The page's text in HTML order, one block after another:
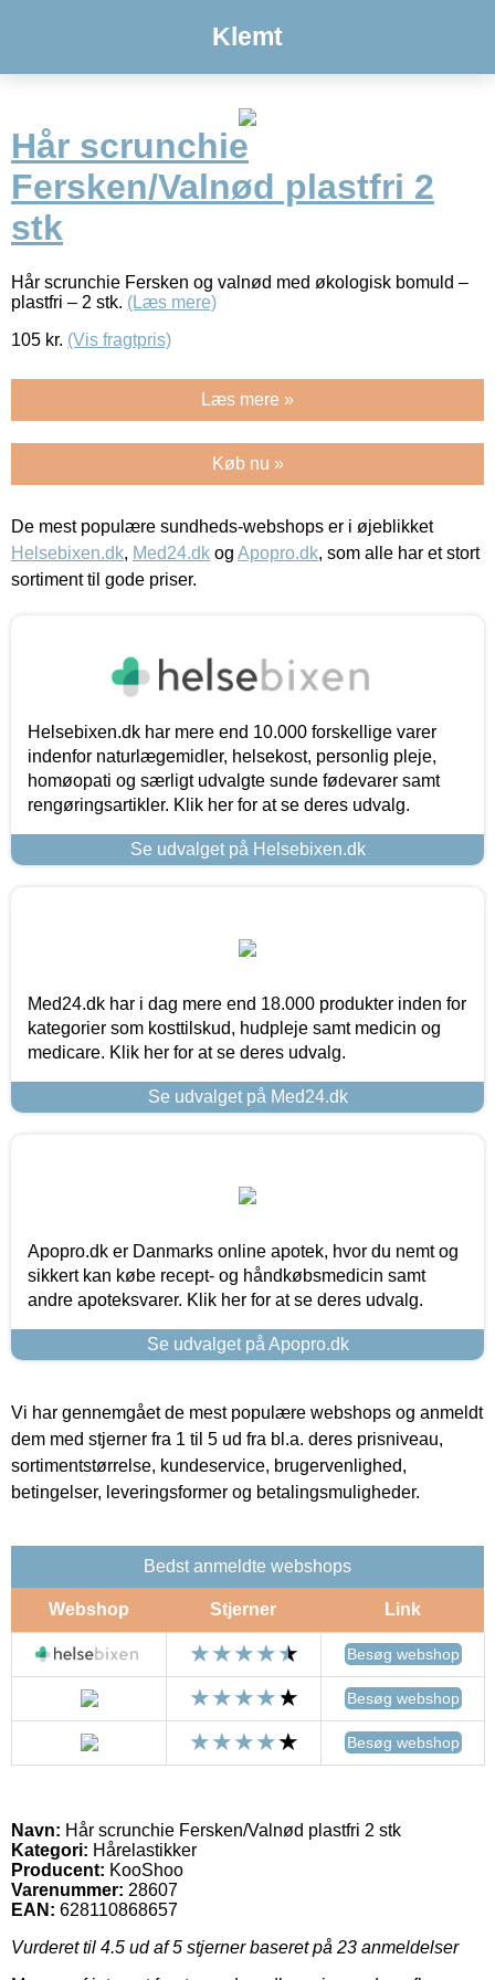
Klemt
Hår scrunchie
Fersken/Valnød plastfri 2
stk
Hår scrunchie Fersken og valnød med økologisk bomuld –
plastfri – 2 stk. (Læs mere)
105 kr. (Vis fragtpris)
Læs mere »
Køb nu »
De mest populære sundheds-webshops er i øjeblikket
Helsebixen.dk, Med24.dk og Apopro.dk, som alle har et stort
sortiment til gode priser.
Helsebixen.dk har mere end 10.000 forskellige varer
indenfor naturlægemidler, helsekost, personlig pleje,
homøopati og særligt udvalgte sunde fødevarer samt
rengøringsartikler. Klik her for at se deres udvalg.
Se udvalget på Helsebixen.dk
Med24.dk har i dag mere end 18.000 produkter inden for
kategorier som kosttilskud, hudpleje samt medicin og
medicare. Klik her for at se deres udvalg.
Se udvalget på Med24.dk
Apopro.dk er Danmarks online apotek, hvor du nemt og
sikkert kan købe recept- og håndkøbsmedicin samt
andre apoteksvarer. Klik her for at se deres udvalg.
Se udvalget på Apopro.dk
Vi har gennemgået de mest populære webshops og anmeldt
dem med stjerner fra 1 til 5 ud fra bl.a. deres prisniveau,
sortimentstørrelse, kundeservice, brugervenlighed,
betingelser, leveringsformer og betalingsmuligheder.
Bedst anmeldte webshops
Webshop Stjerner Link
Besøg webshop
Besøg webshop
Besøg webshop
Navn: Hår scrunchie Fersken/Valnød plastfri 2 stk
Kategori: Hårelastikker
Producent: KooShoo
Varenummer: 28607
EAN: 628110868657
Vurderet til 4.5 ud af 5 stjerner baseret på 23 anmeldelser